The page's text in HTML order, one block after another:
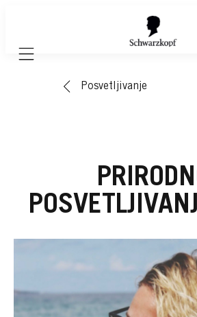
Mobile navigation
Posvetljivanje